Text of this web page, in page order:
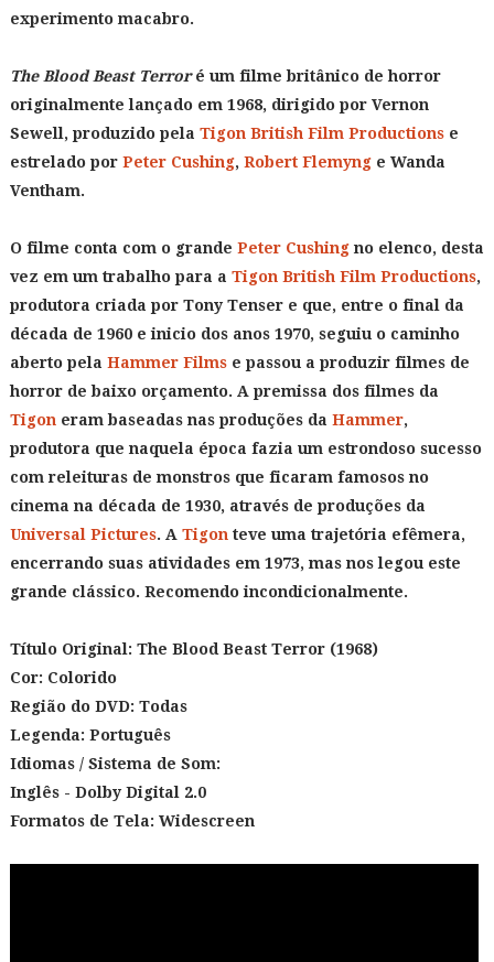
experimento macabro.
The Blood Beast Terroré um filme britânico de horror
originalmente lançado em 1968, dirigido por Vernon
Sewell, produzido pela Tigon British Film Productionse
estrelado por Peter Cushing, Robert Flemynge Wanda
Ventham.
O filme conta com o grande Peter Cushingno elenco, desta
vez em um trabalho para a Tigon British Film Productions,
produtora criada por Tony Tenser e que, entre o final da
década de 1960 e inicio dos anos 1970, seguiu o caminho
aberto pela Hammer Filmse passou a produzir filmes de
horror de baixo orçamento. A premissa dos filmes da
Tigon eram baseadas nas produções da Hammer,
produtora que naquela época fazia um estrondoso sucesso
com releituras de monstros que ficaram famosos no
cinema na década de 1930, através de produções da
Universal Pictures. A Tigon teve uma trajetória efêmera,
encerrando suas atividades em 1973, mas nos legou este
grande clássico. Recomendo incondicionalmente.
Título Original: The Blood Beast Terror (1968)
Cor: Colorido
Região do DVD: Todas
Legenda: Português
Idiomas / Sistema de Som:
Inglês - Dolby Digital 2.0
Formatos de Tela: Widescreen